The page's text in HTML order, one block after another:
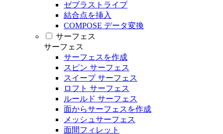
ゼブラストライプ
結合点を挿入
COMPOSE データ変換
サーフェス
サーフェス
サーフェスを作成
スピン サーフェス
スイープ サーフェス
ロフト サーフェス
ルールド サーフェス
面からサーフェスを作成
メッシュサーフェス
面間フィレット